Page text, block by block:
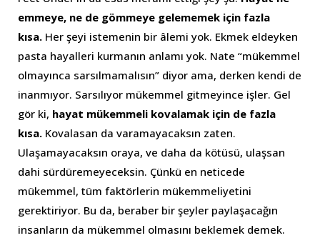
emmeye, ne de gömmeye gelememek için fazla
kısa. Her şeyi istemenin bir âlemi yok. Ekmek eldeyken
pasta hayalleri kurmanın anlamı yok. Nate “mükemmel
olmayınca sarsılmamalısın” diyor ama, derken kendi de
inanmıyor. Sarsılıyor mükemmel gitmeyince işler. Gel
gör ki, hayat mükemmeli kovalamak için de fazla
kısa. Kovalasan da varamayacaksın zaten.
Ulaşamayacaksın oraya, ve daha da kötüsü, ulaşsan
dahi sürdüremeyeceksin. Çünkü en neticede
mükemmel, tüm faktörlerin mükemmeliyetini
gerektiriyor. Bu da, beraber bir şeyler paylaşacağın
insanların da mükemmel olmasını beklemek demek.